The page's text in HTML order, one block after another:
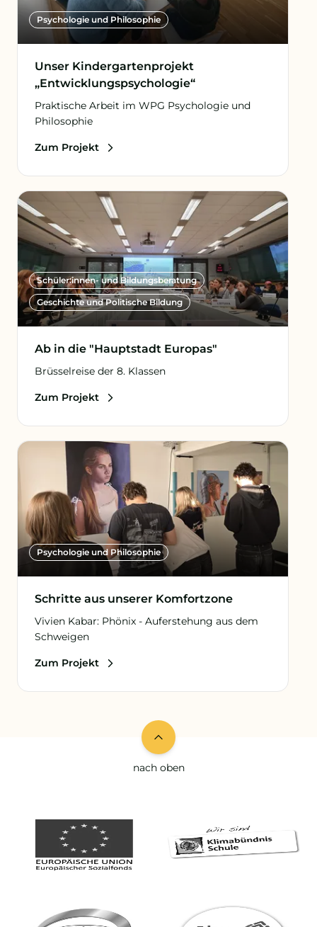
Psychologie und Philosophie
Unser Kindergarten­projekt
„Entwicklungs­psychologie“
Praktische Arbeit im WPG Psychologie und
Philosophie
Zum Projekt
Schüler:innen- und Bildungsberatung
Geschichte und Politische Bildung
Ab in die "Hauptstadt Europas"
Brüsselreise der 8. Klassen
Zum Projekt
Psychologie und Philosophie
Schritte aus unserer Komfortzone
Vivien Kabar: Phönix - Auferstehung aus dem
Schweigen
Zum Projekt
nach oben